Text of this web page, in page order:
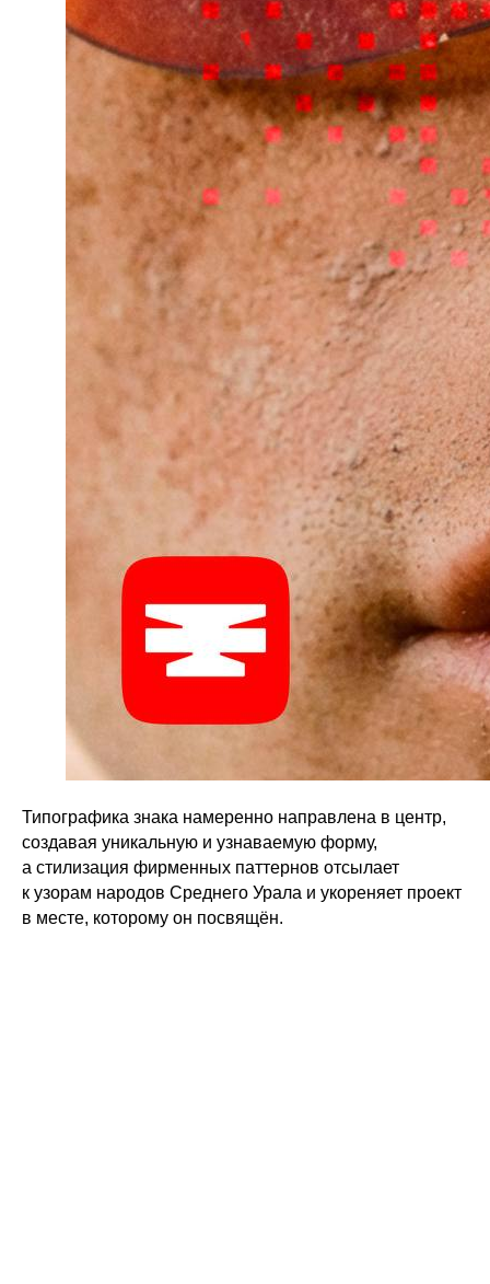
Типографика знака намеренно направлена в центр,
создавая уникальную и узнаваемую форму,
а стилизация фирменных паттернов отсылает
к узорам народов Среднего Урала и укореняет проект
в месте, которому он посвящён.